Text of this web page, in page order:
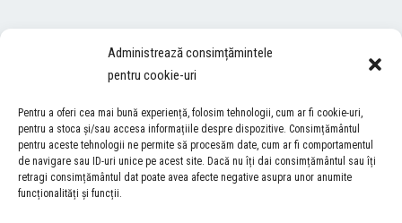
Administrează consimțămintele
pentru cookie-uri
Pentru a oferi cea mai bună experiență, folosim tehnologii, cum ar fi cookie-uri,
pentru a stoca și/sau accesa informațiile despre dispozitive. Consimțământul
pentru aceste tehnologii ne permite să procesăm date, cum ar fi comportamentul
de navigare sau ID-uri unice pe acest site. Dacă nu îți dai consimțământul sau îți
retragi consimțământul dat poate avea afecte negative asupra unor anumite
funcționalități și funcții.
a
c
e
b
o
o
o
t
u
b
e
n
t
a
g
r
Descărcați programul NonVisual Desktop Acces, care oferă
persoanelor cu dizabilități vizuale posibilitatea de a consulta site-ul
nostru. DESCARCĂ AICI